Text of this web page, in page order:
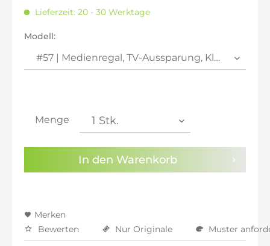
Preisalarm aktivieren
inkl. 21% MwSt.: 9.487,82 €
inkl. 21% MwSt.: 9.487,82 €
inkl. 22% MwSt.: 9.566,24 €
Lieferzeit: 20 - 30 Werktage
Modell:
Menge
In den Warenkorb
Merken
Bewerten
Nur Originale Muster